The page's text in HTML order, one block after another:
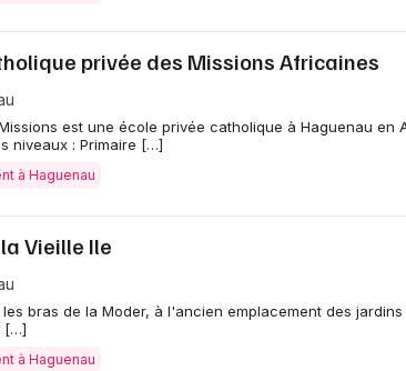
privée des Missions Africaines
est une école privée catholique à Haguenau en
niveaux : Primaire […]
à Haguenau
Vieille Ile
bras de la Moder, à l'ancien emplacement des
[…]
à Haguenau